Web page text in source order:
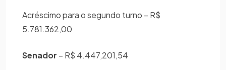
Acréscimo para o segundo turno – R$
5.781.362,00
Senador – R$ 4.447,201,54